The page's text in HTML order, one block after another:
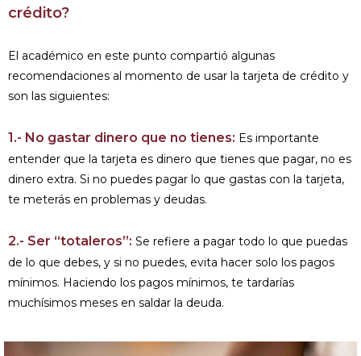
crédito?
El académico en este punto compartió algunas
recomendaciones al momento de usar la tarjeta de crédito y
son las siguientes:
1.- No gastar dinero que no tienes: Es importante
entender que la tarjeta es dinero que tienes que pagar, no es
dinero extra. Si no puedes pagar lo que gastas con la tarjeta,
te meterás en problemas y deudas.
2.- Ser “totaleros”: Se refiere a pagar todo lo que puedas
de lo que debes, y si no puedes, evita hacer solo los pagos
mínimos. Haciendo los pagos mínimos, te tardarías
muchísimos meses en saldar la deuda.